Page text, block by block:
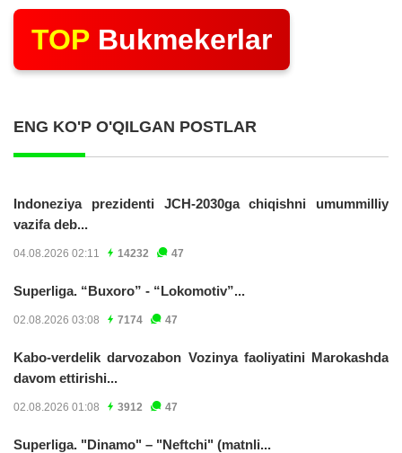
TOP Bukmekerlar
ENG KO'P O'QILGAN POSTLAR
Indoneziya prezidenti JCH-2030ga chiqishni umummilliy
vazifa deb...
04.08.2026 02:11 14232 47
Superliga. “Buxoro” - “Lokomotiv”...
02.08.2026 03:08 7174 47
Kabo-verdelik darvozabon Vozinya faoliyatini Marokashda
davom ettirishi...
02.08.2026 01:08 3912 47
Superliga. "Dinamo" – "Neftchi" (matnli...